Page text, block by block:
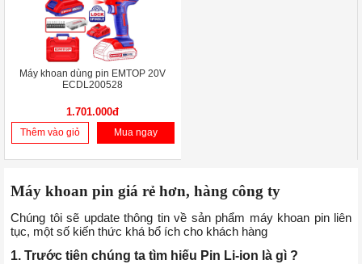
Máy khoan dùng pin EMTOP 20V
ECDL200528
1.701.000đ
Thêm vào giỏ Mua ngay
Máy khoan pin giá rẻ hơn, hàng công ty
Chúng tôi sẽ update thông tin về sản phẩm máy khoan pin liên
tục, một số kiến thức khá bổ ích cho khách hàng
1. Trước tiên chúng ta tìm hiếu Pin Li-ion là gì ?